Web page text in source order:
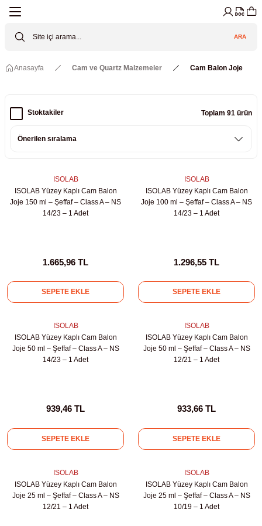
Cihazları
(Lineer Shaker)
Malzemeler
Boosters
Driven Pumps /HIP Hava Tahrikli
Hunileri
(Datalogger)
ARA
Anasayfa Cam ve Quartz Malzemeler Cam Balon Joje
Stoktakiler Toplam 91 ürün
ISOLAB
ISOLAB Yüzey Kaplı Cam Balon
Joje 150 ml – Şeffaf – Class A – NS
14/23 – 1 Adet
1.665,96 TL
SEPETE EKLE
ISOLAB
ISOLAB Yüzey Kaplı Cam Balon
Joje 100 ml – Şeffaf – Class A – NS
14/23 – 1 Adet
1.296,55 TL
SEPETE EKLE
ISOLAB
ISOLAB Yüzey Kaplı Cam Balon
Joje 50 ml – Şeffaf – Class A – NS
14/23 – 1 Adet
939,46 TL
SEPETE EKLE
ISOLAB
ISOLAB Yüzey Kaplı Cam Balon
Joje 50 ml – Şeffaf – Class A – NS
12/21 – 1 Adet
933,66 TL
SEPETE EKLE
ISOLAB
ISOLAB Yüzey Kaplı Cam Balon
Joje 25 ml – Şeffaf – Class A – NS
12/21 – 1 Adet
ISOLAB
ISOLAB Yüzey Kaplı Cam Balon
Joje 25 ml – Şeffaf – Class A – NS
10/19 – 1 Adet